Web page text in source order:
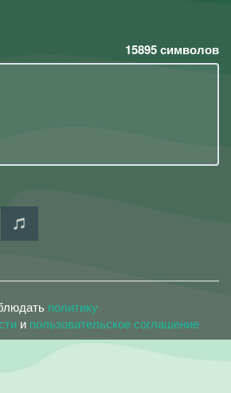
15895символов
политику
и пользовательское соглашение